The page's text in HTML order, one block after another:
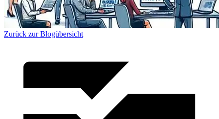
Zurück zur Blogübersicht